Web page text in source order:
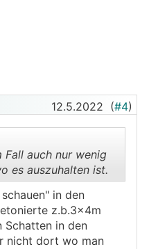
12.5.2022 (#4)
Fall auch nur wenig
es auszuhalten ist.
in den
z.b.3x4m
Schatten in den
nicht dort wo man